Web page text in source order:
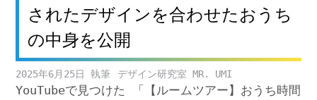
されたデザインを合わせたおうち
の中身を公開
2025年6月25日 デザイン研究室 MR. UMI
YouTubeで見つけた 「【ルームツアー】おうち時間